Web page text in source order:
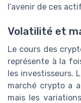
l’avenir de ces
Volatilité et
Le cours des
représente à la
les investisseurs.
marché crypto a
mais les